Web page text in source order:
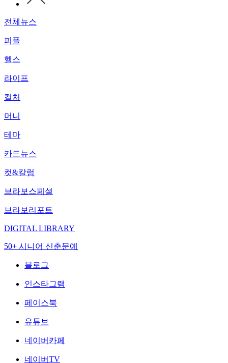
전체뉴스
피플
헬스
라이프
컬처
머니
테마
카드뉴스
컷&칼럼
브라보스페셜
브라보리포트
DIGITAL LIBRARY
50+ 시니어 신춘문예
블로그
인스타그램
페이스북
유튜브
네이버카페
네이버TV